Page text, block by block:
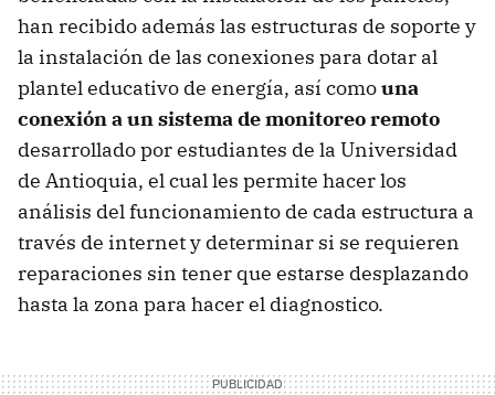
han recibido además las estructuras de soporte y
la instalación de las conexiones para dotar al
plantel educativo de energía, así comouna
conexión a un sistema de monitoreo remoto
desarrollado por estudiantes de la Universidad
de Antioquia, el cual les permite hacer los
análisis del funcionamiento de cada estructura a
través de internet y determinar si se requieren
reparaciones sin tener que estarse desplazando
hasta la zona para hacer el diagnostico.